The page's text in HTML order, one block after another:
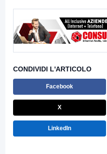
CONDIVIDI L'ARTICOLO
Facebook
X
LinkedIn